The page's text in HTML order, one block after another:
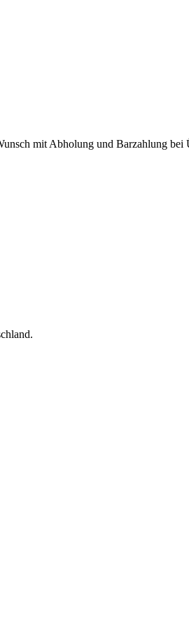
mit Abholung und Barzahlung bei